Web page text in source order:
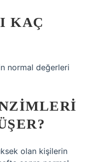
KAÇ
normal değerleri
olan kişilerin